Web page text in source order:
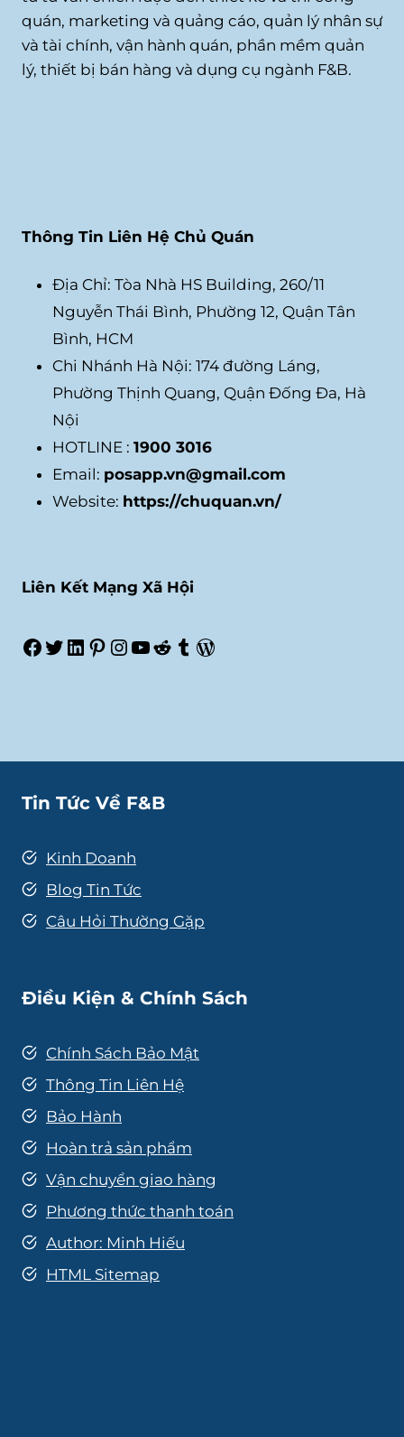
quán, marketing và quảng cáo, quản lý nhân sự
và tài chính, vận hành quán, phần mềm quản
lý, thiết bị bán hàng và dụng cụ ngành F&B.
Thông Tin Liên Hệ Chủ Quán
Địa Chỉ: Tòa Nhà HS Building, 260/11
Nguyễn Thái Bình, Phường 12, Quận Tân
Bình, HCM
Chi Nhánh Hà Nội: 174 đường Láng,
Phường Thịnh Quang, Quận Đống Đa, Hà
Nội
HOTLINE : 1900 3016
Email: posapp.vn@gmail.com
Website: https://chuquan.vn/
Liên Kết Mạng Xã Hội
Facebook
Twitter
LinkedIn
Pinterest
Instagram
Youtube
Reddit
Tumblr
WordPress
Tin Tức Về F&B
Kinh Doanh
Blog Tin Tức
Câu Hỏi Thường Gặp
Điều Kiện & Chính Sách
Chính Sách Bảo Mật
Thông Tin Liên Hệ
Bảo Hành
Hoàn trả sản phẩm
Vận chuyển giao hàng
Phương thức thanh toán
Author: Minh Hiếu
HTML Sitemap